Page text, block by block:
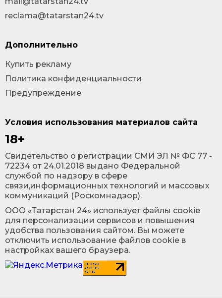
Условия использования материалов сайта
18+
Cвидетельство о регистрации СМИ ЭЛ № ФС 77 -
72234 от 24.01.2018 выдано Федеральной
службой по надзору в сфере
связи,информационных технологий и массовых
коммуникаций (Роскомнадзор).
ООО «Татарстан 24» использует файлы cookie
для персонализации сервисов и повышения
удобства пользования сайтом. Вы можете
отключить использование файлов cookie в
настройках вашего браузера.
reclama@tatarstan24.tv
Дополнительно
Купить рекламу
Политика конфиденциальности
Предупреждение